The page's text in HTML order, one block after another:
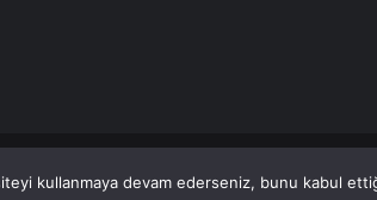
kullanmaya devam ederseniz, bunu kabul